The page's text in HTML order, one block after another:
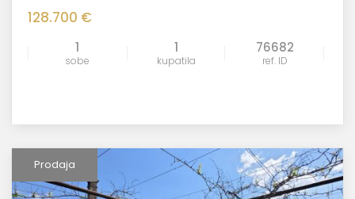
128.700 €
1
sobe
1
kupatila
76682
ref. ID
Prodaja